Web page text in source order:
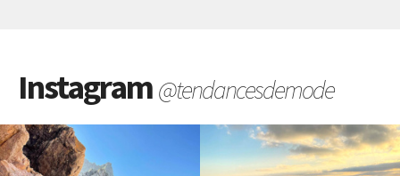
Instagram@tendancesdemode